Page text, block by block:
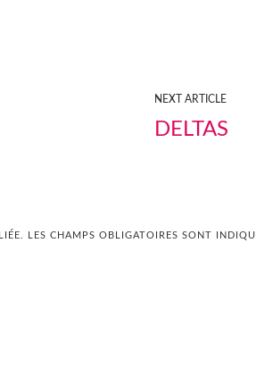
NEXT ARTICLE
DELTAS
LES CHAMPS OBLIGATOIRES SONT